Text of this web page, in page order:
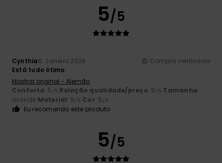
5/5
Cynthia6. Janeiro 2026
Compra verificada
Está tudo ótimo
Mostrar original - Alemão
Conforto: 5 /5 Relação qualidade/preço: 5 /5 Tamanho:
Grande Material: 5/5 Cor: 5 /5
Eu recomendo este produto
5/5